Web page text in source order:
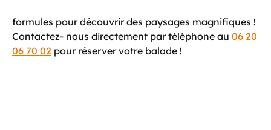
formules pour découvrir des paysages magnifiques !
Contactez- nous directement par téléphone au 06 20
06 70 02 pour réserver votre balade !